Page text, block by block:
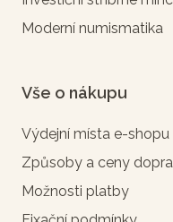
Moderní numismatika
Vše o nákupu
Výdejní místa e-shopu
Způsoby a ceny
Možnosti platby